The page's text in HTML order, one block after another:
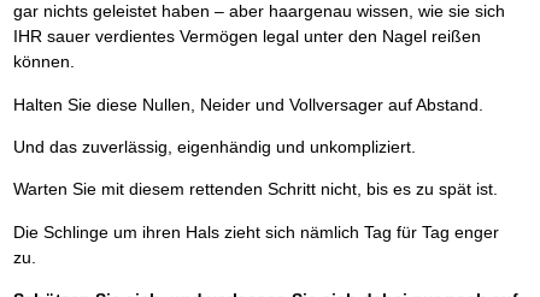
gar nichts geleistet haben – aber haargenau wissen, wie sie sich
IHR sauer verdientes Vermögen legal unter den Nagel reißen
können.
Halten Sie diese Nullen, Neider und Vollversager auf Abstand.
Und das zuverlässig, eigenhändig und unkompliziert.
Warten Sie mit diesem rettenden Schritt nicht, bis es zu spät ist.
Die Schlinge um ihren Hals zieht sich nämlich Tag für Tag enger
zu.